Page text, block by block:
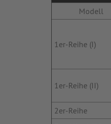
Modell
1er-Reihe (I)
1er-Reihe (II)
2er-Reihe